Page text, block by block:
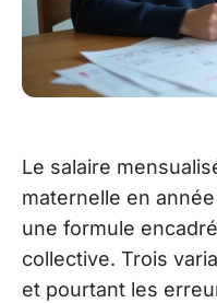
Le salaire
maternelle en
une formule
collective. Trois
et pourtant les